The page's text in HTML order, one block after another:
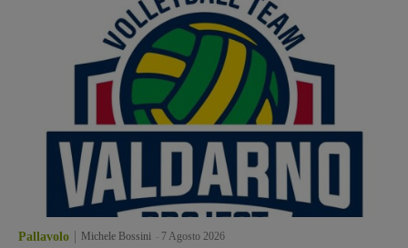
Pallavolo Michele Bossini 7 Agosto 2026